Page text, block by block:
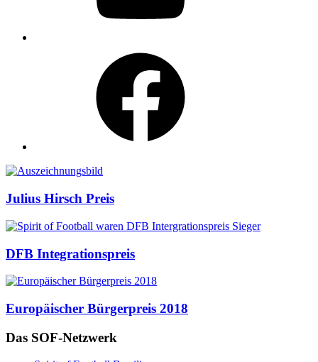
Auszeichnungen
Julius Hirsch Preis
DFB Integrationspreis
Europäischer Bürgerpreis 2018
Das SOF-Netzwerk